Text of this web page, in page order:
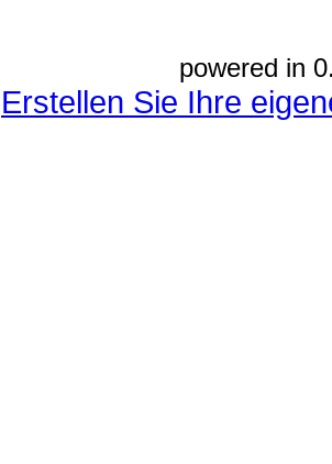
powered in
Erstellen Sie Ihre